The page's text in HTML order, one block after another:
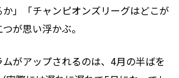
」「チャンピオンズリーグはどこが
が思い浮かぶ。
がアップされるのは、4月の半ばを